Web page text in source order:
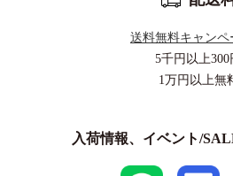
送料無料キャンペ
5千円以上300
1万円以上無
入荷情報、イベント/